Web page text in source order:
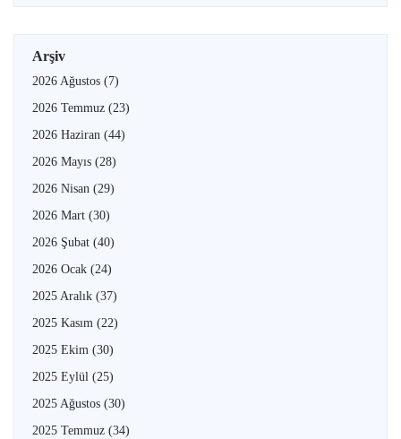
Arşiv
2026 Ağustos (7)
2026 Temmuz (23)
2026 Haziran (44)
2026 Mayıs (28)
2026 Nisan (29)
2026 Mart (30)
2026 Şubat (40)
2026 Ocak (24)
2025 Aralık (37)
2025 Kasım (22)
2025 Ekim (30)
2025 Eylül (25)
2025 Ağustos (30)
2025 Temmuz (34)